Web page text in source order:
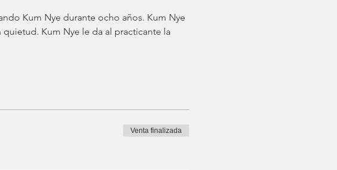
Kum Nye durante ocho años. Kum Nye
Kum Nye le da al practicante la
Venta finalizada